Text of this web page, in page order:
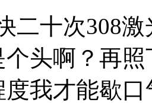
二十次308
头啊？再
度我才能歇